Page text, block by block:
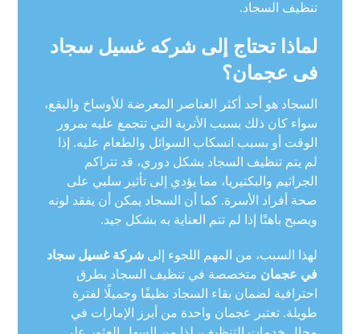
تنظيف السجاد.
لماذا تحتاج إلى شركه غسيل سجاد
فى عجمان؟
السجاد هو أحد أكثر العناصر المعرضة للأوساخ والبقع،
سواء كان ذلك بسبب الأتربة التي تتجمع عليه بمرور
الوقت أو بسبب انسكاب السوائل والطعام عليه. إذا
لم يتم تنظيف السجاد بشكل دوري، قد تتراكم
الجراثيم والبكتيريا، مما يؤدي إلى تأثير سلبي على
صحة أفراد الأسرة. كما أن السجاد يمكن أن يفقد لونه
ويصبح باهتًا إذا لم تتم العناية به بشكل جيد.
لهذا السبب، من المهم اللجوء إلىشركة غسيل سجاد
في عجمان متخصصة في تنظيف السجاد بطرق
احترافية لضمان بقاء السجاد نظيفًا وجميلًا لفترة
طويلة. تعتبر عجمان واحدة من أبرز الإمارات في